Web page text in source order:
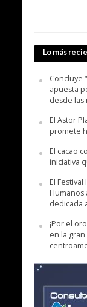
Lo más
Concluye
apuesta
desde las
El Astor
promete
El cacao
iniciativa
El
Humanos
dedicada
¡Por el
en la